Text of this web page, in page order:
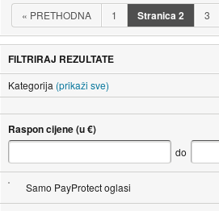
« PRETHODNA 1 Stranica 2 3
FILTRIRAJ REZULTATE
Kategorija (prikaži sve)
Raspon cijene (u €)
do
Samo PayProtect oglasi